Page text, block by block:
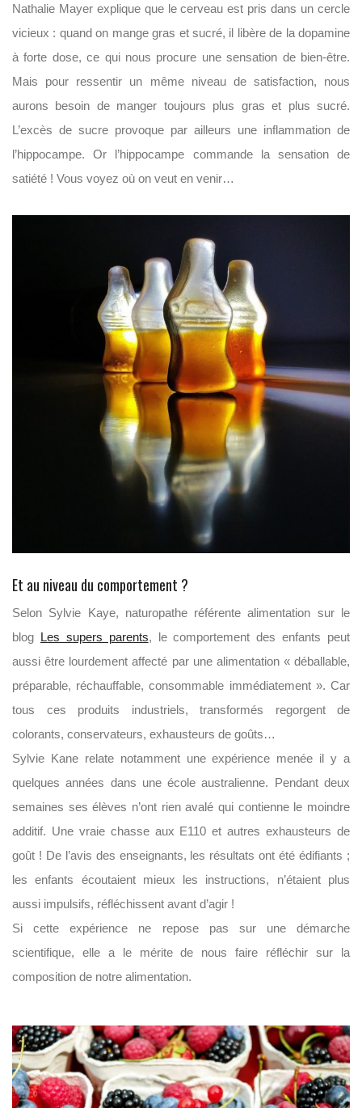
Nathalie Mayer explique que le cerveau est pris dans un cercle
vicieux : quand on mange gras et sucré, il libère de la dopamine
à forte dose, ce qui nous procure une sensation de bien-être.
Mais pour ressentir un même niveau de satisfaction, nous
aurons besoin de manger toujours plus gras et plus sucré.
L’excès de sucre provoque par ailleurs une inflammation de
l’hippocampe. Or l’hippocampe commande la sensation de
satiété ! Vous voyez où on veut en venir…
Et au niveau du comportement ?
Selon Sylvie Kaye, naturopathe référente alimentation sur le
blog Les supers parents, le comportement des enfants peut
aussi être lourdement affecté par une alimentation « déballable,
préparable, réchauffable, consommable immédiatement ». Car
tous ces produits industriels, transformés regorgent de
colorants, conservateurs, exhausteurs de goûts…
Sylvie Kane relate notamment une expérience menée il y a
quelques années dans une école australienne. Pendant deux
semaines ses élèves n’ont rien avalé qui contienne le moindre
additif. Une vraie chasse aux E110 et autres exhausteurs de
goût ! De l’avis des enseignants, les résultats ont été édifiants ;
les enfants écoutaient mieux les instructions, n’étaient plus
aussi impulsifs, réfléchissent avant d’agir !
Si cette expérience ne repose pas sur une démarche
scientifique, elle a le mérite de nous faire réfléchir sur la
composition de notre alimentation.